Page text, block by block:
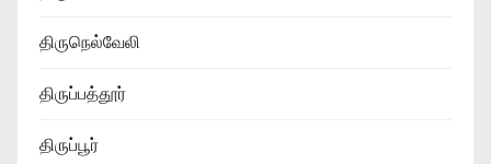
திருநெல்வேலி
திருப்பத்தூர்
திருப்பூர்